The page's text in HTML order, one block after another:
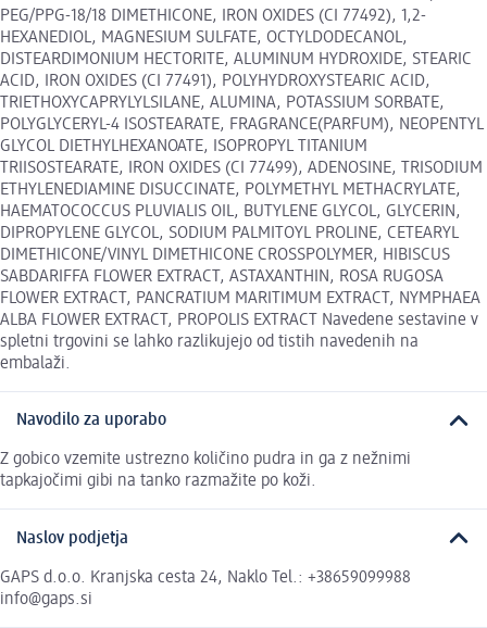
PEG/PPG-18/18 DIMETHICONE, IRON OXIDES (CI 77492), 1,2-
HEXANEDIOL, MAGNESIUM SULFATE, OCTYLDODECANOL,
DISTEARDIMONIUM HECTORITE, ALUMINUM HYDROXIDE, STEARIC
ACID, IRON OXIDES (CI 77491), POLYHYDROXYSTEARIC ACID,
TRIETHOXYCAPRYLYLSILANE, ALUMINA, POTASSIUM SORBATE,
POLYGLYCERYL-4 ISOSTEARATE, FRAGRANCE(PARFUM), NEOPENTYL
GLYCOL DIETHYLHEXANOATE, ISOPROPYL TITANIUM
TRIISOSTEARATE, IRON OXIDES (CI 77499), ADENOSINE, TRISODIUM
ETHYLENEDIAMINE DISUCCINATE, POLYMETHYL METHACRYLATE,
HAEMATOCOCCUS PLUVIALIS OIL, BUTYLENE GLYCOL, GLYCERIN,
DIPROPYLENE GLYCOL, SODIUM PALMITOYL PROLINE, CETEARYL
DIMETHICONE/VINYL DIMETHICONE CROSSPOLYMER, HIBISCUS
SABDARIFFA FLOWER EXTRACT, ASTAXANTHIN, ROSA RUGOSA
FLOWER EXTRACT, PANCRATIUM MARITIMUM EXTRACT, NYMPHAEA
ALBA FLOWER EXTRACT, PROPOLIS EXTRACT Navedene sestavine v
spletni trgovini se lahko razlikujejo od tistih navedenih na
embalaži.
Navodilo za uporabo
Z gobico vzemite ustrezno količino pudra in ga z nežnimi
tapkajočimi gibi na tanko razmažite po koži.
Naslov podjetja
GAPS d.o.o. Kranjska cesta 24, Naklo Tel.: +38659099988
info@gaps.si